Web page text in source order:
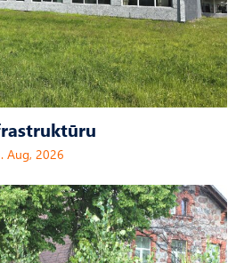
Aug, 2026